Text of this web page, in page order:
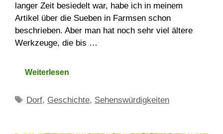
langer Zeit besiedelt war, habe ich in meinem
Artikel über die Sueben in Farmsen schon
beschrieben. Aber man hat noch sehr viel ältere
Werkzeuge, die bis …
Weiterlesen
Schlagwörter
Dorf, Geschichte, Sehenswürdigkeiten